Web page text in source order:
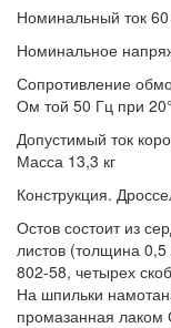
Номинальный ток
Номинальное
Сопротивление
Ом той 50 Гц при
Допустимый ток
Масса 13,3 кг
Конструкция.
Остов состоит из
листов (толщина
802-58, четырех
На шпильки
промазанная